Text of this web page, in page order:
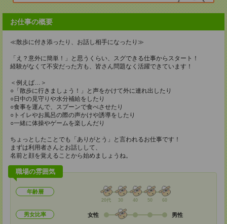
お仕事の概要
≪散歩に付き添ったり、お話し相手になったり≫
「え？意外に簡単！」と思うくらい、スグできる仕事からスタート！
経験がなくて不安だった方も、皆さん問題なく活躍できています！
＜例えば…＞
○「散歩に行きましょう！」と声をかけて外に連れ出したり
○日中の見守りや水分補給をしたり
○食事を運んで、スプーンで食べさせたり
○トイレやお風呂の際の声かけや誘導をしたり
○一緒に体操やゲームを楽しんだり
ちょっとしたことでも「ありがとう」と言われるお仕事です！
まずは利用者さんとお話しして、
名前と顔を覚えることから始めましょうね。
職場の雰囲気
年齢層
20代 30 40 50 60
男女比率 女性 男性